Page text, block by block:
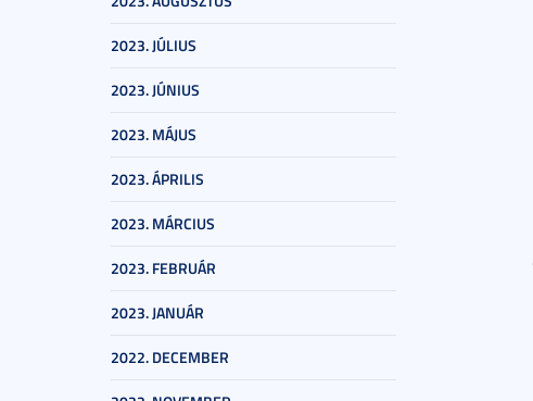
2023. JÚLIUS
2023. JÚNIUS
2023. MÁJUS
2023. ÁPRILIS
2023. MÁRCIUS
2023. FEBRUÁR
2023. JANUÁR
2022. DECEMBER